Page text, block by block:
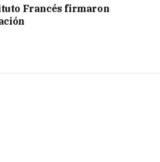
Francés firmaron